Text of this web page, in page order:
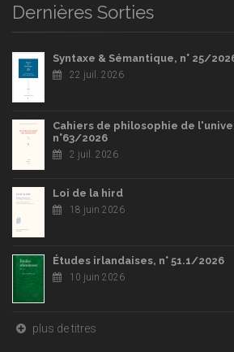
Dernières Sorties
Syntaxe & Sémantique, n° 25/
22 juil. 2026
Cahiers de philosophie de
n°63/2026
2 juil. 2026
Loi de la hird
18 juin 2026
Études irlandaises, n° 51.1/2026
10 juin 2026
plus de titres